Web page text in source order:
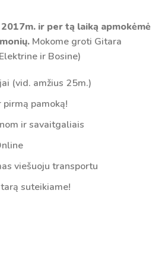
ir per tą laiką apmokėmė
Mokome groti Gitara
ir Bosine)
(vid. amžius 25m.)
pamoką!
ir savaitgaliais
viešuoju transportu
suteikiame!